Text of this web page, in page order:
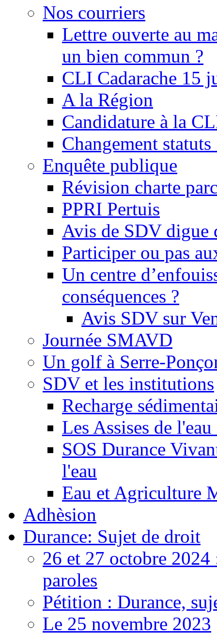
Nos courriers
Lettre ouverte au
un bien commun ?
CLI Cadarache 15
A la Région
Candidature à la
Changement
Enquête publique
Révision charte
PPRI Pertuis
Avis de SDV digue
Participer ou pas
Un centre
conséquences ?
Avis SDV sur
Journée SMAVD
Un golf à Serre-
SDV et les institutions
Recharge
Les Assises de
SOS Durance
l'eau
Eau et Agriculture
Adhèsion
Durance: Sujet de droit
26 et 27 octobre 2024
paroles
Pétition : Durance,
Le 25 novembre 2023